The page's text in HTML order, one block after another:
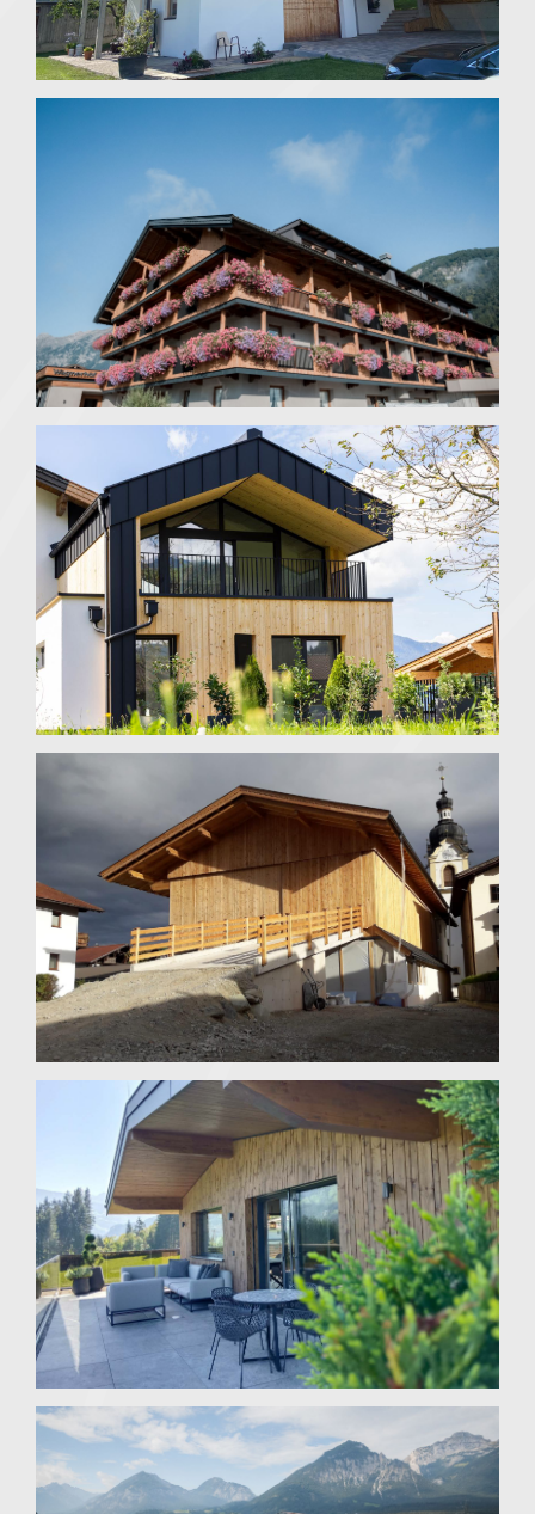
+ Um/Zubau Gästepension
Pertisau
Reith im Alpbachtal
Oberperfuss
Ried im Zillertal